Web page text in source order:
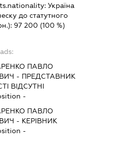
Україна
до статутного
97 200 (100 %)
ПАВЛО
- ПРЕДСТАВНИК
ВІДСУТНІ
-
ПАВЛО
- КЕРІВНИК
-